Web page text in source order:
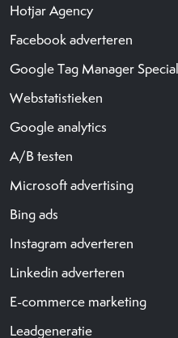
Hotjar Agency
Facebook adverteren
Google Tag Manager
Webstatistieken
Google analytics
A/B testen
Microsoft advertising
Bing ads
Instagram adverteren
Linkedin adverteren
E-commerce marketing
Leadgeneratie